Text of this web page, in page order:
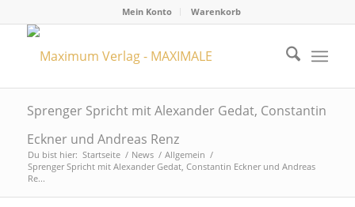
Mein Konto Warenkorb
Sprenger Spricht mit Alexander Gedat, Constantin
Eckner und Andreas Renz
Du bist hier: Startseite / News / Allgemein /
Sprenger Spricht mit Alexander Gedat, Constantin Eckner und Andreas
Re...